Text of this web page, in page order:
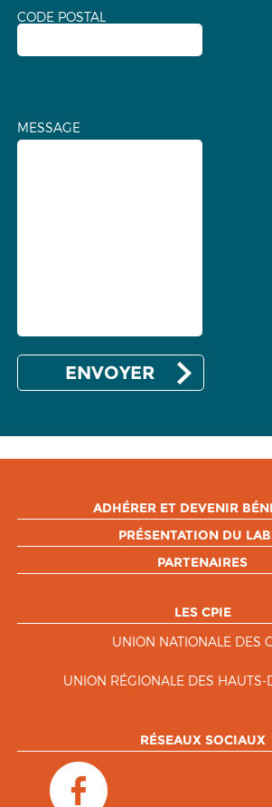
CODE POSTAL
MESSAGE
ADHÉRER ET DEVENIR
PRÉSENTATION DU
PARTENAIRES
LES CPIE
UNION NATIONALE DES
UNION RÉGIONALE DES HAUTS-
RÉSEAUX SOCIAUX